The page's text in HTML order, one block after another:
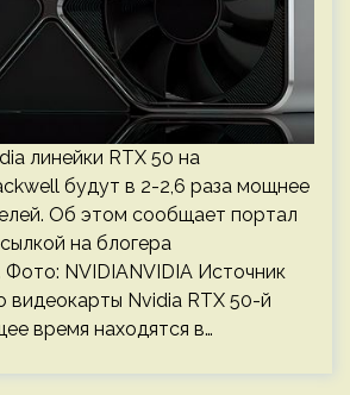
линейки RTX 50 на
будут в 2-2,6 раза мощнее
Об этом сообщает портал
на блогера
Фото: NVIDIANVIDIA Источник
видеокарты Nvidia RTX 50-й
время находятся в…